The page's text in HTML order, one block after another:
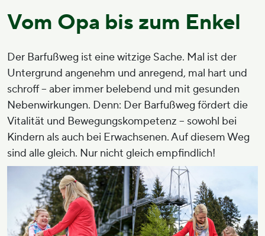
Vom Opa bis zum Enkel
Der Barfußweg ist eine witzige Sache. Mal ist der
Untergrund angenehm und anregend, mal hart und
schroff – aber immer belebend und mit gesunden
Nebenwirkungen. Denn: Der Barfußweg fördert die
Vitalität und Bewegungskompetenz – sowohl bei
Kindern als auch bei Erwachsenen. Auf diesem Weg
sind alle gleich. Nur nicht gleich empfindlich!